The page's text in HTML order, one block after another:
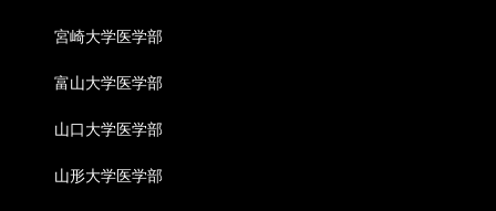
宮崎大学医学部
富山大学医学部
山口大学医学部
山形大学医学部